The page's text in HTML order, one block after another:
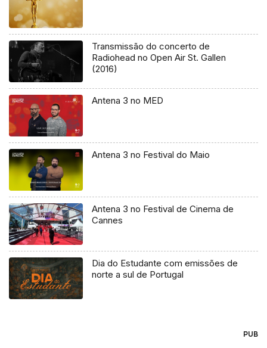
Transmissão do concerto de
Radiohead no Open Air St. Gallen
(2016)
Antena 3 no MED
Antena 3 no Festival do Maio
Antena 3 no Festival de Cinema de
Cannes
Dia do Estudante com emissões de
norte a sul de Portugal
PUB